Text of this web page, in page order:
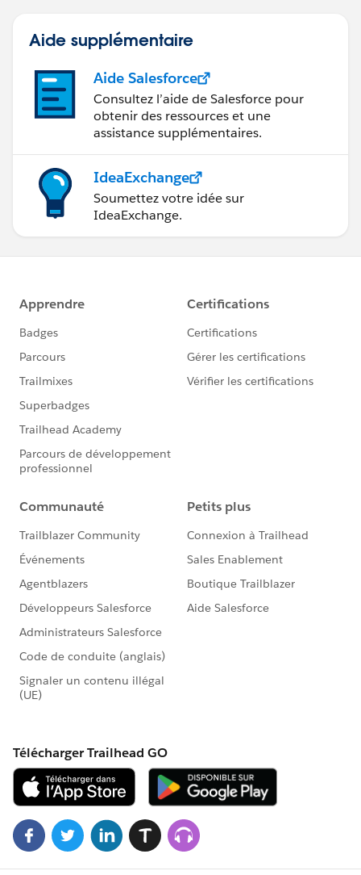
Aide supplémentaire
Aide Salesforce
Consultez l’aide de Salesforce pour
obtenir des ressources et une
assistance supplémentaires.
IdeaExchange
Soumettez votre idée sur
IdeaExchange.